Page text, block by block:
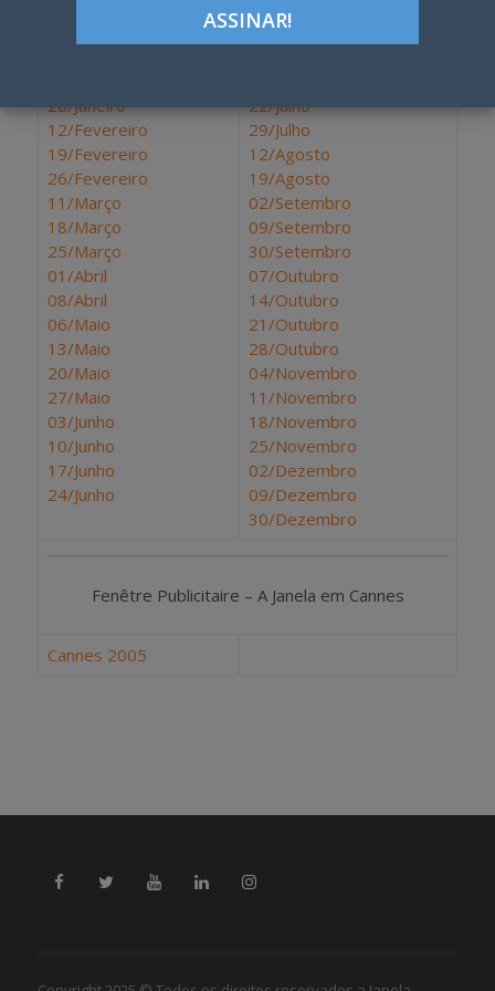
28/Janeiro
12/Fevereiro
19/Fevereiro
26/Fevereiro
11/Março
18/Março
25/Março
01/Abril
08/Abril
06/Maio
13/Maio
20/Maio
27/Maio
03/Junho
10/Junho
17/Junho
24/Junho
01/Julho
22/Julho
29/Julho
12/Agosto
19/Agosto
02/Setembro
09/Setembro
30/Setembro
07/Outubro
14/Outubro
21/Outubro
28/Outubro
04/Novembro
11/Novembro
18/Novembro
25/Novembro
02/Dezembro
09/Dezembro
30/Dezembro
Fenêtre Publicitaire – A Janela em Cannes
Cannes 2005